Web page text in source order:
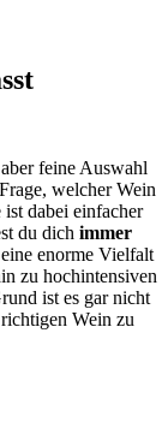
feine Auswahl
welcher Wein
dabei einfacher
du dich immer
enorme Vielfalt
zu hochintensiven
ist es gar nicht
Wein zu